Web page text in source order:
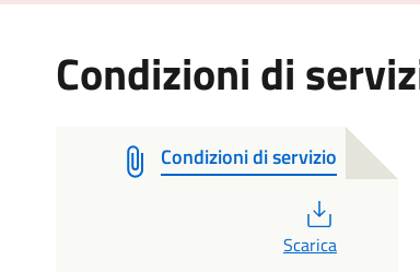
Condizioni di
Condizioni di servizio
Scarica